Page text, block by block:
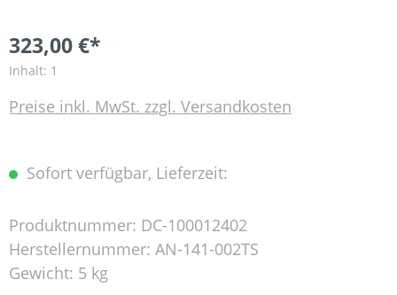
323,00 €*
Inhalt: 1
Preise inkl. MwSt. zzgl. Versandkosten
Sofort verfügbar, Lieferzeit:
Produktnummer: DC-100012402
Herstellernummer: AN-141-002TS
Gewicht: 5 kg